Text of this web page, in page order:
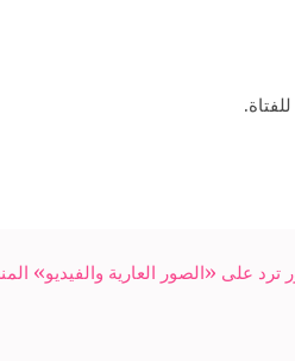
ترد على «الصور العارية والفيديو»